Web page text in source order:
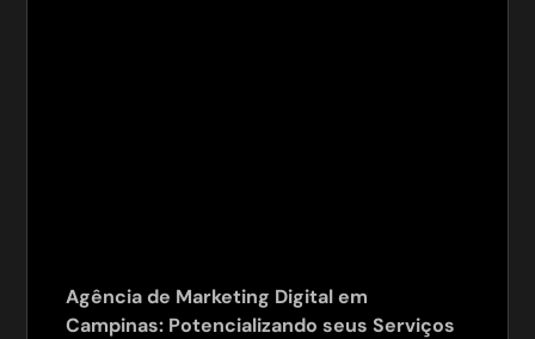
Agência de Marketing Digital em
Campinas: Potencializando seus Serviços